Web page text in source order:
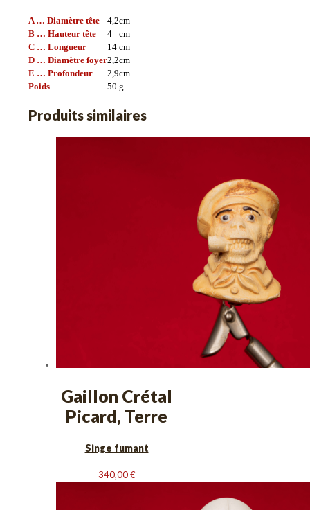
A … Diamètre tête 4,2cm
B … Hauteur tête
4
cm
C … Longueur
14 cm
D … Diamètre foyer2,2cm
E … Profondeur
2,9cm
Poids
50 g
Produits similaires
Gaillon Crétal
Picard, Terre
Singe fumant
340,00€